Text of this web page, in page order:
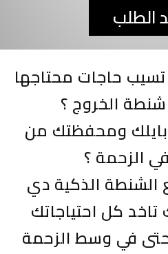
الطلب
حاجات محتاجها
الخروج ؟
ومحفظتك من
الزحمة ؟
الشنطة الذكية دي
كل احتياجاتك
في وسط الزحمة